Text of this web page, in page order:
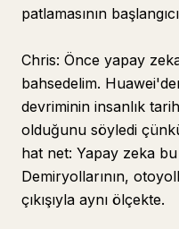
patlamasının
Chris: Önce yapay
bahsedelim.
devriminin insanlık
olduğunu söyledi
hat net: Yapay zeka
Demiryollarının,
çıkışıyla aynı ölçekte.